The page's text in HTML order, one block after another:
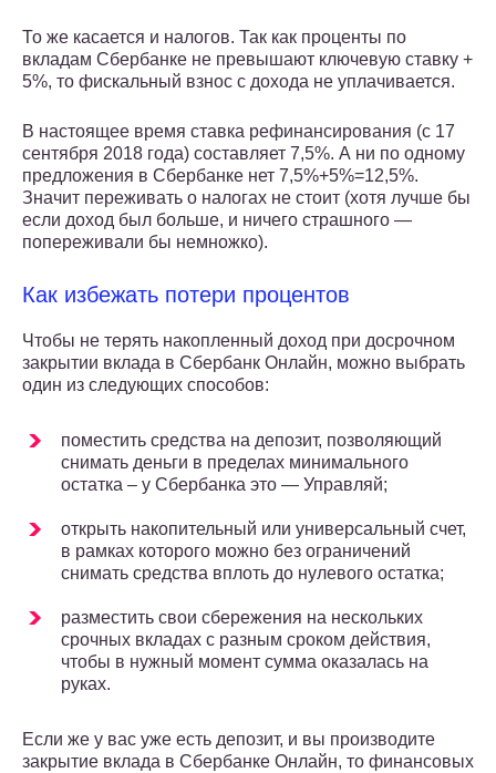
То же касается и налогов. Так как проценты по
вкладам Сбербанке не превышают ключевую ставку +
5%, то фискальный взнос с дохода не уплачивается.
В настоящее время ставка рефинансирования (с 17
сентября 2018 года) составляет 7,5%. А ни по одному
предложения в Сбербанке нет 7,5%+5%=12,5%.
Значит переживать о налогах не стоит (хотя лучше бы
если доход был больше, и ничего страшного —
попереживали бы немножко).
Как избежать потери процентов
Чтобы не терять накопленный доход при досрочном
закрытии вклада в Сбербанк Онлайн, можно выбрать
один из следующих способов:
поместить средства на депозит, позволяющий
снимать деньги в пределах минимального
остатка – у Сбербанка это — Управляй;
открыть накопительный или универсальный счет,
в рамках которого можно без ограничений
снимать средства вплоть до нулевого остатка;
разместить свои сбережения на нескольких
срочных вкладах с разным сроком действия,
чтобы в нужный момент сумма оказалась на
руках.
Если же у вас уже есть депозит, и вы производите
закрытие вклада в Сбербанке Онлайн, то финансовых